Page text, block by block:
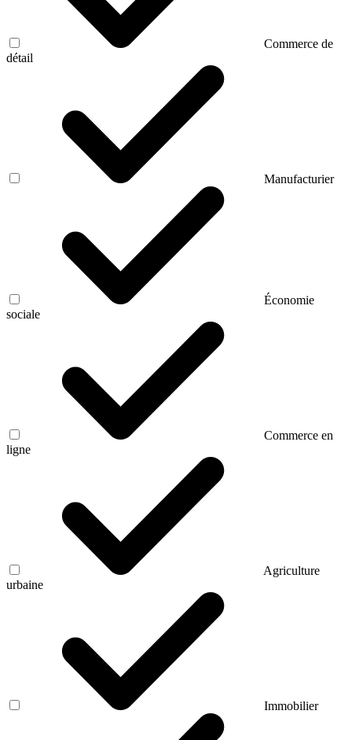
Commerce de
détail
Manufacturier
Économie
sociale
Commerce en
ligne
Agriculture
urbaine
Immobilier